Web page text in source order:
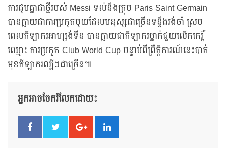
ការជួបគ្នាជាថ្មីរបស់ Messi ទល់នឹងក្រុម Paris Saint Germain
បានក្លាយជាការប្រកួតមួយដែលមនុស្សជាច្រើនទន្ទឹងរង់ចាំ ស្រប
ពេលកីឡាករអាហ្សង់ទីន បានក្លាយជាកីឡាករម្នាក់ជួយលើកកេរ្តិ៍
ឈ្មោះ ការប្រកួត Club World Cup បន្ទាប់ពីព្រឹត្តិការណ៍នេះបាត់
មុខកីឡាករល្បីៗជាច្រើន៕
អ្នកអាចចែករំលែកដោយ៖